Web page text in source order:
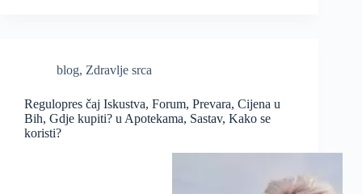
blog, Zdravlje srca
Regulopres čaj Iskustva, Forum, Prevara, Cijena u
Bih, Gdje kupiti? u Apotekama, Sastav, Kako se
koristi?